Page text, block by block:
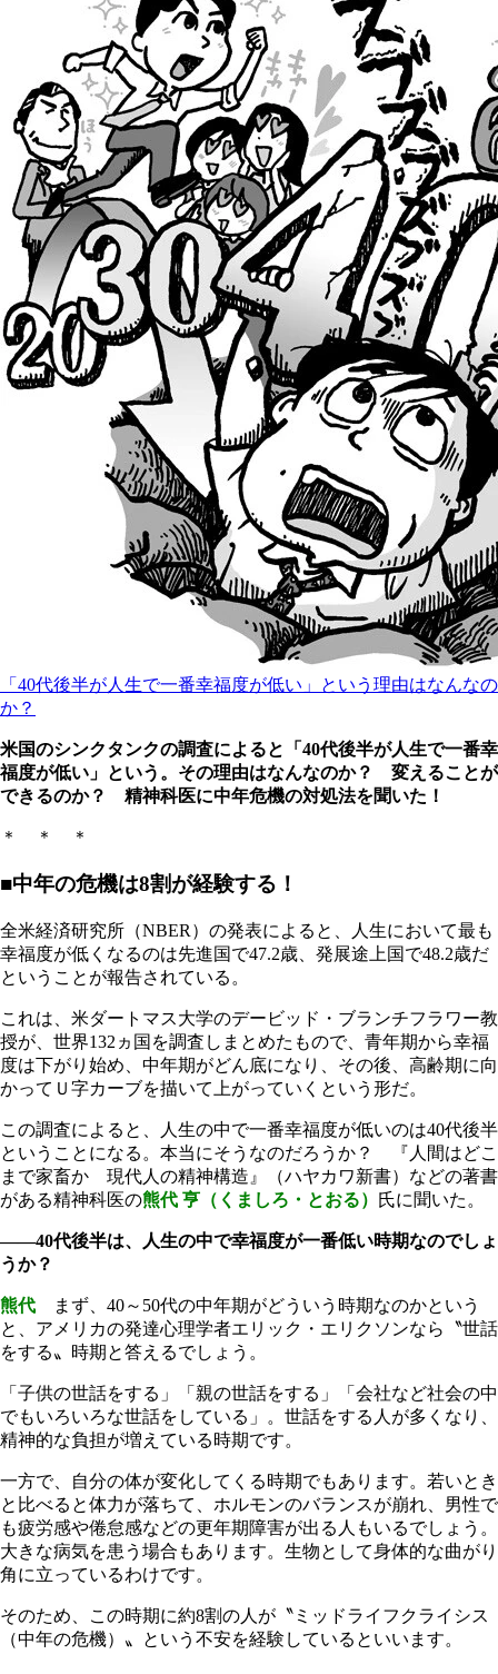
「40代後半が人生で一番幸福度が低い」という理由はなんなの
か？
米国のシンクタンクの調査によると「40代後半が人生で一番幸
福度が低い」という。その理由はなんなのか？ 変えることが
できるのか？ 精神科医に中年危機の対処法を聞いた！
＊ ＊ ＊
■中年の危機は8割が経験する！
全米経済研究所（NBER）の発表によると、人生において最も
幸福度が低くなるのは先進国で47.2歳、発展途上国で48.2歳だ
ということが報告されている。
これは、米ダートマス大学のデービッド・ブランチフラワー教
授が、世界132ヵ国を調査しまとめたもので、青年期から幸福
度は下がり始め、中年期がどん底になり、その後、高齢期に向
かってＵ字カーブを描いて上がっていくという形だ。
この調査によると、人生の中で一番幸福度が低いのは40代後半
ということになる。本当にそうなのだろうか？ 『人間はどこ
まで家畜か 現代人の精神構造』（ハヤカワ新書）などの著書
がある精神科医の熊代 亨（くましろ・とおる） 氏に聞いた。
――40代後半は、人生の中で幸福度が一番低い時期なのでしょ
うか？
熊代 まず、40～50代の中年期がどういう時期なのかという
と、アメリカの発達心理学者エリック・エリクソンなら〝世話
をする〟時期と答えるでしょう。
「子供の世話をする」「親の世話をする」「会社など社会の中
でもいろいろな世話をしている」。世話をする人が多くなり、
精神的な負担が増えている時期です。
一方で、自分の体が変化してくる時期でもあります。若いとき
と比べると体力が落ちて、ホルモンのバランスが崩れ、男性で
も疲労感や倦怠感などの更年期障害が出る人もいるでしょう。
大きな病気を患う場合もあります。生物として身体的な曲がり
角に立っているわけです。
そのため、この時期に約8割の人が〝ミッドライフクライシス
（中年の危機）〟という不安を経験しているといいます。